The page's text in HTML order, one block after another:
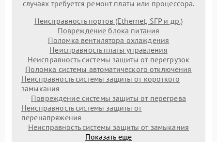
случаях требуется ремонт платы или процессора.
Неисправность портов (Ethernet, SFP и др.)
Повреждение блока питания
Поломка вентилятора охлаждения
Неисправность платы управления
Неисправность системы защиты от перегрузок
Поломка системы автоматического отключения
Неисправность системы защиты от короткого
замыкания
Повреждение системы защиты от перегрева
Неисправность системы защиты от
перенапряжения
Неисправность системы защиты от замыкания
Показать еще